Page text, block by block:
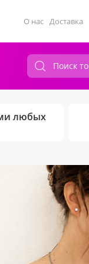
О нас Доставка
любых